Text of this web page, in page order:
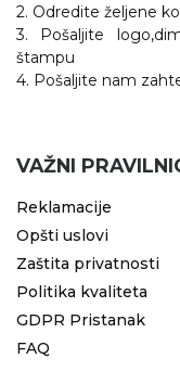
2. Odredite željene
3. Pošaljite
štampu
4. Pošaljite nam
VAŽNI
Reklamacije
Opšti uslovi
Zaštita privatnosti
Politika kvaliteta
GDPR Pristanak
FAQ